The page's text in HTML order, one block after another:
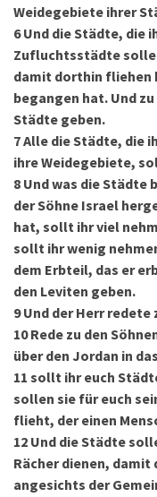
Weidegebiete ihrer
6 Und die Städte, die
Zufluchtsstädte
damit dorthin fliehen
begangen hat. Und
Städte geben.
7Alle die Städte, die
ihre Weidegebiete,
8 Und was die Städte
der Söhne Israel
hat, sollt ihr viel
sollt ihr wenig
dem Erbteil, das er
den Leviten geben.
9 Und der Herr redete
10 Rede zu den
über den Jordan in
11 sollt ihr euch
sollen sie für euch
flieht, der einen
12 Und die Städte
Rächer dienen,
angesichts der